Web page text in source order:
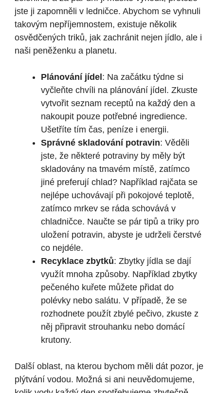
jste ji zapomněli v ledničce. Abychom se vyhnuli
takovým nepříjemnostem, existuje několik
osvědčených triků, jak zachránit nejen jídlo, ale i
naši peněženku a planetu.
Plánování jídel : Na začátku týdne si
vyčleňte chvíli na plánování jídel. Zkuste
vytvořit seznam receptů na každý den a
nakoupit pouze potřebné ingredience.
Ušetříte tím čas, peníze i energii.
Správné skladování potravin: Věděli
jste, že některé potraviny by měly být
skladovány na tmavém místě, zatímco
jiné preferují chlad? Například rajčata se
nejlépe uchovávají při pokojové teplotě,
zatímco mrkev se ráda schovává v
chladničce. Naučte se pár tipů a triky pro
uložení potravin, abyste je udrželi čerstvé
co nejdéle.
Recyklace zbytků: Zbytky jídla se dají
využít mnoha způsoby. Například zbytky
pečeného kuřete můžete přidat do
polévky nebo salátu. V případě, že se
rozhodnete použít zbylé pečivo, zkuste z
něj připravit strouhanku nebo domácí
krutony.
Další oblast, na kterou bychom měli dát pozor, je
plýtvání vodou. Možná si ani neuvědomujeme,